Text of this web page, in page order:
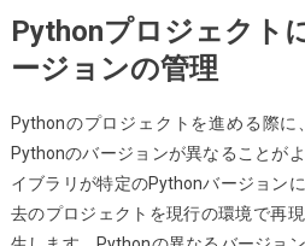
Pythonプロジェクト
ージョンの管理
Pythonのプロジェクトを進める際
Pythonのバージョンが異なることが
イブラリが特定のPythonバージョン
去のプロジェクトを現行の環境で再